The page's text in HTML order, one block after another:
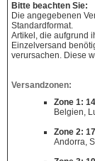
Bitte beachten Sie:
Die angegebenen
Standardformat.
Artikel, die aufgrund
Einzelversand
verursachen. Diese
Versandzonen:
Zone 1:
Belgien,
Zone 2:
Andorra,